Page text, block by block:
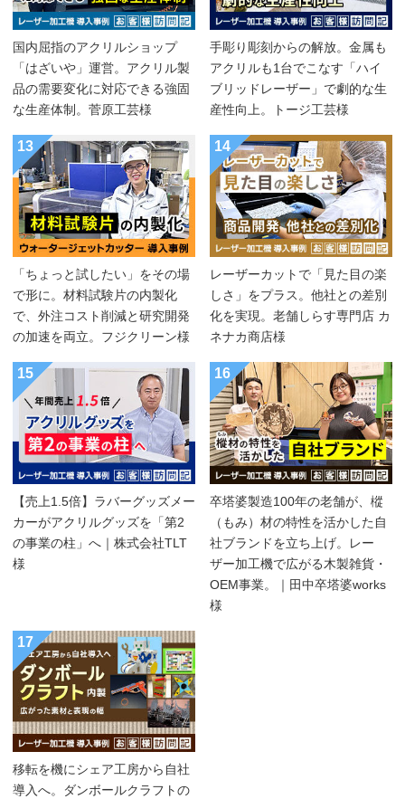
国内屈指のアクリルショップ
「はざいや」運営。アクリル製
品の需要変化に対応できる強固
な生産体制。菅原工芸様
手彫り彫刻からの解放。金属も
アクリルも1台でこなす「ハイ
ブリッドレーザー」で劇的な生
産性向上。トージ工芸様
13
「ちょっと試したい」をその場
で形に。材料試験片の内製化
で、外注コスト削減と研究開発
の加速を両立。フジクリーン様
14
レーザーカットで「見た目の楽
しさ」をプラス。他社との差別
化を実現。老舗しらす専門店 カ
ネナカ商店様
15
【売上1.5倍】ラバーグッズメー
カーがアクリルグッズを「第2
の事業の柱」へ｜株式会社TLT
様
16
卒塔婆製造100年の老舗が、樅
（もみ）材の特性を活かした自
社ブランドを立ち上げ。レー
ザー加工機で広がる木製雑貨・
OEM事業。｜田中卒塔婆works
様
17
移転を機にシェア工房から自社
導入へ。ダンボールクラフトの